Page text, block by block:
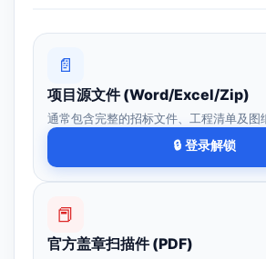
📄
项目源文件 (Word/Excel/Zip)
通常包含完整的招标文件、工程清单及图
🔒 登录解锁
📕
官方盖章扫描件 (PDF)